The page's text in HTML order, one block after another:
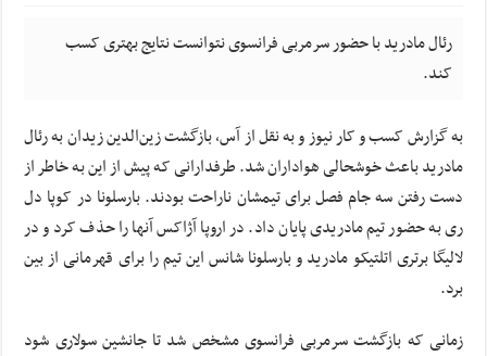
رئال مادرید با حضور سرمربی فرانسوی نتوانست نتایج بهتری کسب
کند.
به گزارش کسب و کار نیوز و به نقل ازآس، بازگشت زین‌الدین زیدان به رئال
مادرید باعث خوشحالی هواداران شد. طرفدارانی که پیش از این به خاطر از
دست رفتن سه جام فصل برای تیمشان ناراحت بودند. بارسلونا در کوپا دل
ری به حضور تیم مادریدی پایان داد. در اروپا آژاکس آنها را حذف کرد و در
لالیگا برتریاتلتیکومادرید و بارسلونا شانس این تیم را برای قهرمانی از بین
برد.
زمانی که بازگشت سرمربی فرانسوی مشخص شد تا جانشینسولاری شود